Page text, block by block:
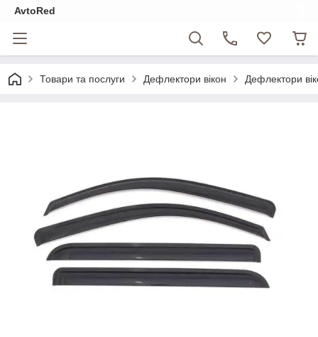
AvtoRed
Товари та послуги Дефлектори вікон Дефлектори